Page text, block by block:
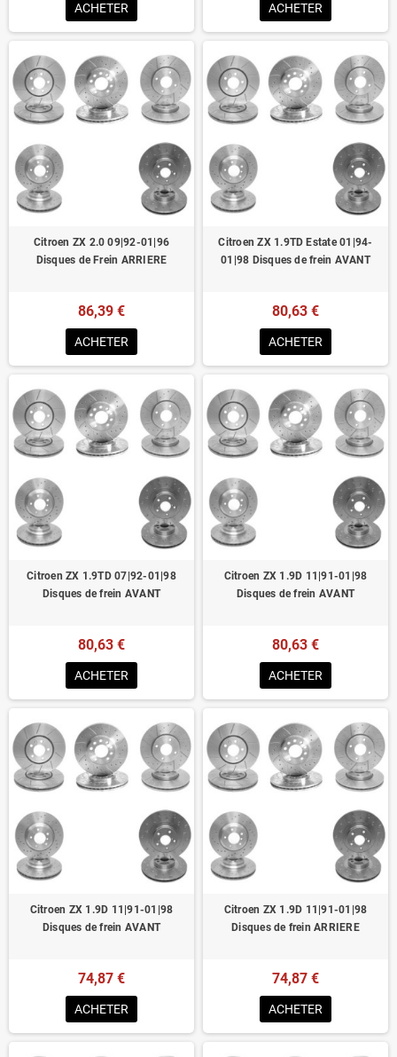
ACHETER ACHETER
Citroen ZX 2.0 09|92-01|96
Disques de Frein ARRIERE
86,39 €
ACHETER
Citroen ZX 1.9TD Estate 01|94-
01|98 Disques de frein AVANT
80,63 €
ACHETER
Citroen ZX 1.9TD 07|92-01|98
Disques de frein AVANT
80,63 €
ACHETER
Citroen ZX 1.9D 11|91-01|98
Disques de frein AVANT
80,63 €
ACHETER
Citroen ZX 1.9D 11|91-01|98
Disques de frein AVANT
74,87 €
ACHETER
Citroen ZX 1.9D 11|91-01|98
Disques de frein ARRIERE
74,87 €
ACHETER